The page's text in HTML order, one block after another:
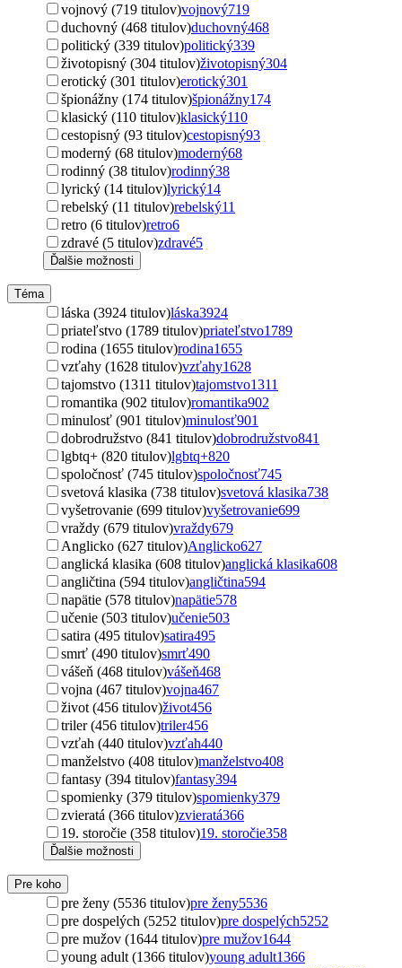
vojnový (719 titulov)vojnový719
duchovný (468 titulov)duchovný468
politický (339 titulov)politický339
životopisný (304 titulov)životopisný304
erotický (301 titulov)erotický301
špionážny (174 titulov)špionážny174
klasický (110 titulov)klasický110
cestopisný (93 titulov)cestopisný93
moderný (68 titulov)moderný68
rodinný (38 titulov)rodinný38
lyrický (14 titulov)lyrický14
rebelský (11 titulov)rebelský11
retro (6 titulov)retro6
zdravé (5 titulov)zdravé5
Ďalšie možnosti
Téma
láska (3924 titulov)láska3924
priateľstvo (1789 titulov)priateľstvo1789
rodina (1655 titulov)rodina1655
vzťahy (1628 titulov)vzťahy1628
tajomstvo (1311 titulov)tajomstvo1311
romantika (902 titulov)romantika902
minulosť (901 titulov)minulosť901
dobrodružstvo (841 titulov)dobrodružstvo841
lgbtq+ (820 titulov)lgbtq+820
spoločnosť (745 titulov)spoločnosť745
svetová klasika (738 titulov)svetová klasika738
vyšetrovanie (699 titulov)vyšetrovanie699
vraždy (679 titulov)vraždy679
Anglicko (627 titulov)Anglicko627
anglická klasika (608 titulov)anglická klasika608
angličtina (594 titulov)angličtina594
napätie (578 titulov)napätie578
učenie (503 titulov)učenie503
satira (495 titulov)satira495
smrť (490 titulov)smrť490
vášeň (468 titulov)vášeň468
vojna (467 titulov)vojna467
život (456 titulov)život456
triler (456 titulov)triler456
vzťah (440 titulov)vzťah440
manželstvo (408 titulov)manželstvo408
fantasy (394 titulov)fantasy394
spomienky (379 titulov)spomienky379
zvieratá (366 titulov)zvieratá366
19. storočie (358 titulov)19. storočie358
Ďalšie možnosti
Pre koho
pre ženy (5536 titulov)pre ženy5536
pre dospelých (5252 titulov)pre dospelých5252
pre mužov (1644 titulov)pre mužov1644
young adult (1366 titulov)young adult1366